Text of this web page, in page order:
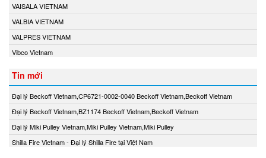
VAISALA VIETNAM
VALBIA VIETNAM
VALPRES VIETNAM
Vibco Vietnam
Tin mới
Đại lý Beckoff Vietnam,CP6721-0002-0040 Beckoff Vietnam,Beckoff Vietnam
Đại lý Beckoff Vietnam,BZ1174 Beckoff Vietnam,Beckoff Vietnam
Đại lý Miki Pulley Vietnam,Miki Pulley Vietnam,Miki Pulley
Shilla Fire Vietnam - Đại lý Shilla Fire tại Việt Nam